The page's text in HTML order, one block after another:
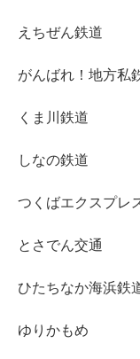
えちぜん鉄道
がんばれ！地方私
くま川鉄道
しなの鉄道
つくばエクスプレ
とさでん交通
ひたちなか海浜鉄
ゆりかもめ